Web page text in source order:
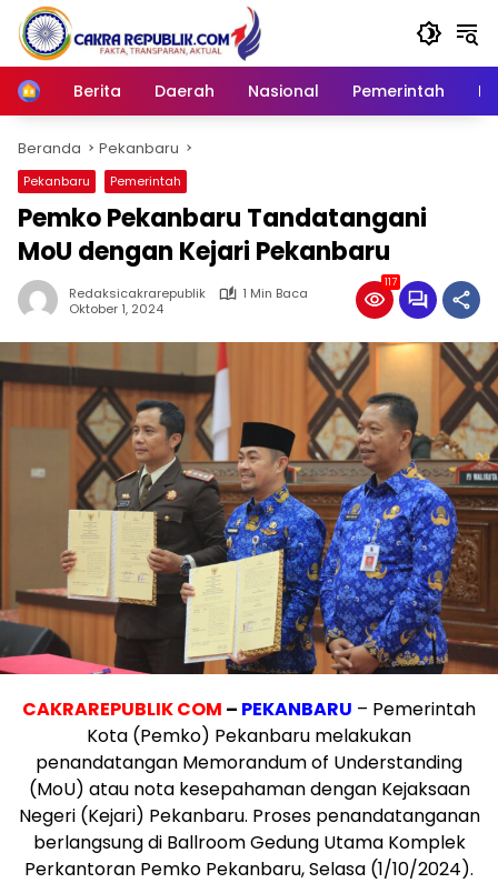
Langsung
konten
Home
Berita Daerah Nasional Pemerintah
Beranda Pekanbaru
Pekanbaru Pemerintah
Pemko Pekanbaru Tandatangani
MoU dengan Kejari Pekanbaru
Redaksicakrarepublik
1 Min Baca
Oktober 1, 2024
117
CAKRAREPUBLIK COM – PEKANBARU – Pemerintah
Kota (Pemko) Pekanbaru melakukan
penandatangan Memorandum of Understanding
(MoU) atau nota kesepahaman dengan Kejaksaan
Negeri (Kejari) Pekanbaru. Proses penandatanganan
berlangsung di Ballroom Gedung Utama Komplek
Perkantoran Pemko Pekanbaru, Selasa (1/10/2024).